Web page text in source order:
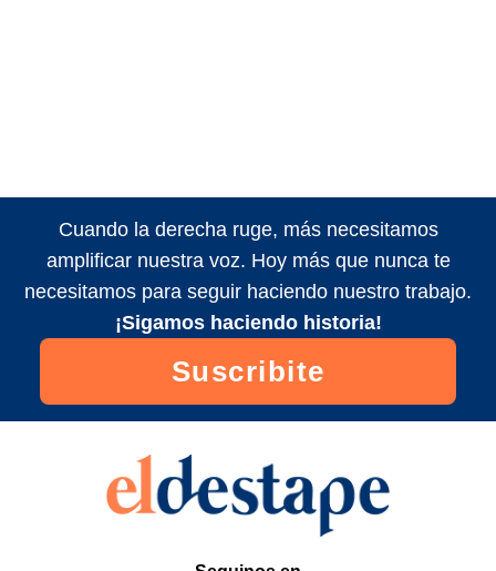
Cuando la derecha ruge, más necesitamos
amplificar nuestra voz. Hoy más que nunca te
necesitamos para seguir haciendo nuestro trabajo.
¡Sigamos haciendo historia!
Suscribite